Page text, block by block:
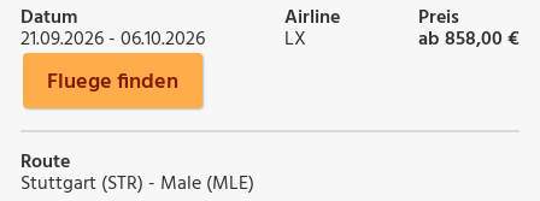
Datum
21.09.2026 - 06.10.2026
Airline
LX
Preis
ab 858,00 €
Fluege finden
Route
Stuttgart (STR) - Male (MLE)